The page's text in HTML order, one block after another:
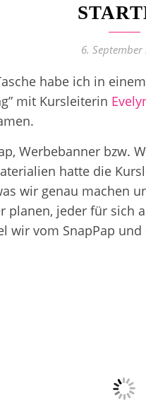
6. September
habe ich in
mit Kursleiterin
Werbebanner bzw.
hatte die
wir genau machen
planen, jeder für sich
wir vom SnapPap